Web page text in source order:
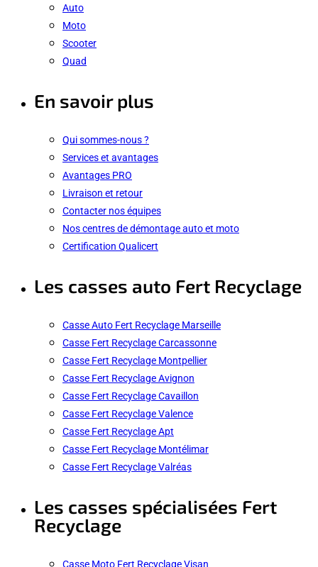
Auto
Moto
Scooter
Quad
En savoir plus
Qui sommes-nous ?
Services et avantages
Avantages PRO
Livraison et retour
Contacter nos équipes
Nos centres de démontage auto et moto
Certification Qualicert
Les casses auto Fert Recyclage
Casse Auto Fert Recyclage Marseille
Casse Fert Recyclage Carcassonne
Casse Fert Recyclage Montpellier
Casse Fert Recyclage Avignon
Casse Fert Recyclage Cavaillon
Casse Fert Recyclage Valence
Casse Fert Recyclage Apt
Casse Fert Recyclage Montélimar
Casse Fert Recyclage Valréas
Les casses spécialisées Fert
Recyclage
Casse Moto Fert Recyclage Visan